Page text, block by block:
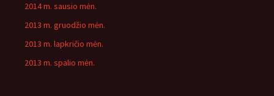
2014 m. sausio mėn.
2013 m. gruodžio mėn.
2013 m. lapkričio mėn.
2013 m. spalio mėn.